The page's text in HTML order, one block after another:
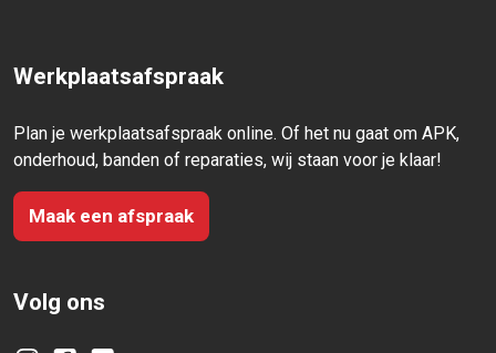
Werkplaatsafspraak
Plan je werkplaatsafspraak online. Of het nu gaat om APK,
onderhoud, banden of reparaties, wij staan voor je klaar!
Maak een afspraak
Volg ons